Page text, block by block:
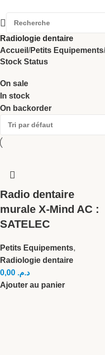
Radiologie dentaire
Accueil Petits Equipements
Stock Status
On sale
In stock
On backorder
Radio dentaire
murale X-Mind AC :
SATELEC
Petits Equipements,
Radiologie dentaire
د.م.
Ajouter au panier